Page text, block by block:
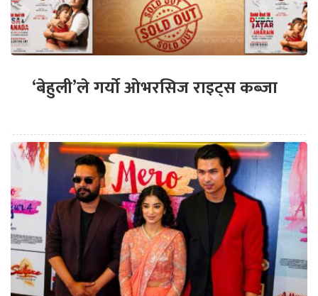
‘बेहुली’ले गर्यो ओभरसिज राइट्स कब्जा